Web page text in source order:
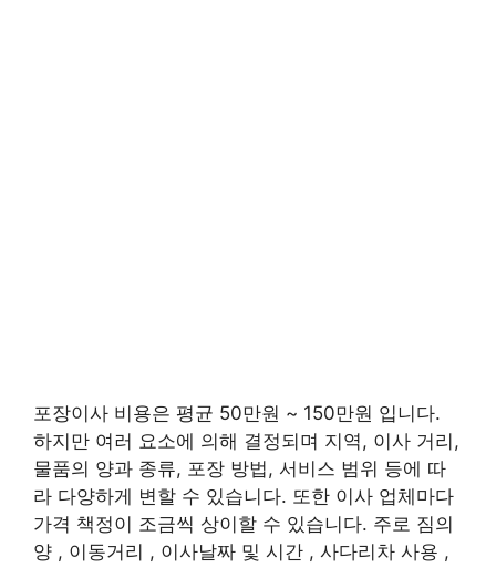
포장이사 비용은 평균 50만원 ~ 150만원 입니다.
하지만 여러 요소에 의해 결정되며 지역, 이사 거리,
물품의 양과 종류, 포장 방법, 서비스 범위 등에 따
라 다양하게 변할 수 있습니다. 또한 이사 업체마다
가격 책정이 조금씩 상이할 수 있습니다. 주로 짐의
양 , 이동거리 , 이사날짜 및 시간 , 사다리차 사용 ,